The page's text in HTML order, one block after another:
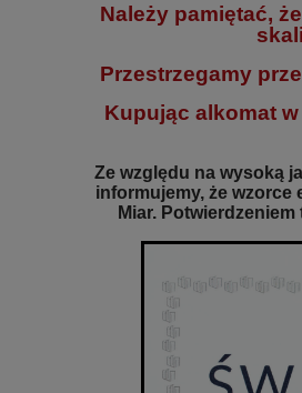
Należy pamiętać,
Przestrzegamy
Kupując alkomat
Ze względu na wysoką
informujemy, że wzorce
Miar.